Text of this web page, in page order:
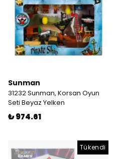
Sunman
31232 Sunman, Korsan Oyun
Seti Beyaz Yelken
₺ 974.61
Tükendi